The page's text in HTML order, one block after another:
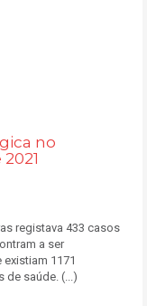
no
registava 433 casos
a ser
1171
de saúde. (...)